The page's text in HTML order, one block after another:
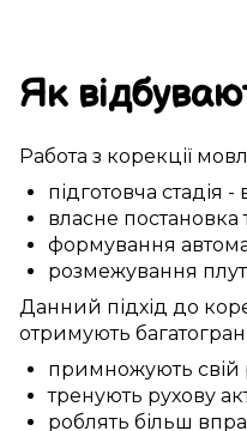
Як
Работа з корекції
підготовча стадія -
власне постановка
формування
розмежування
Данний підхід до
отримують
примножують
тренують рухову
роблять більш